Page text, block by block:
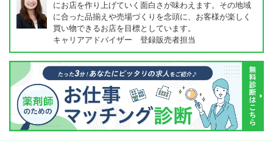
にお店を作り上げていく面白さが味わえます。その地域
に合った品揃えや売場づくりを念頭に、お客様が楽しく
買い物できるお店を目標としています。
キャリアアドバイザー 登録販売者担当